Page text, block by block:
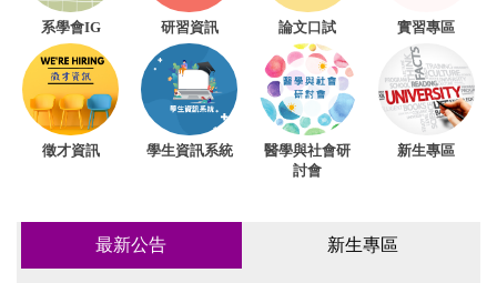
系學會IG 研習資訊 論文口試 實習專區
徵才資訊 學生資訊系統
醫學與社會研
討會
新生專區
最新公告 新生專區